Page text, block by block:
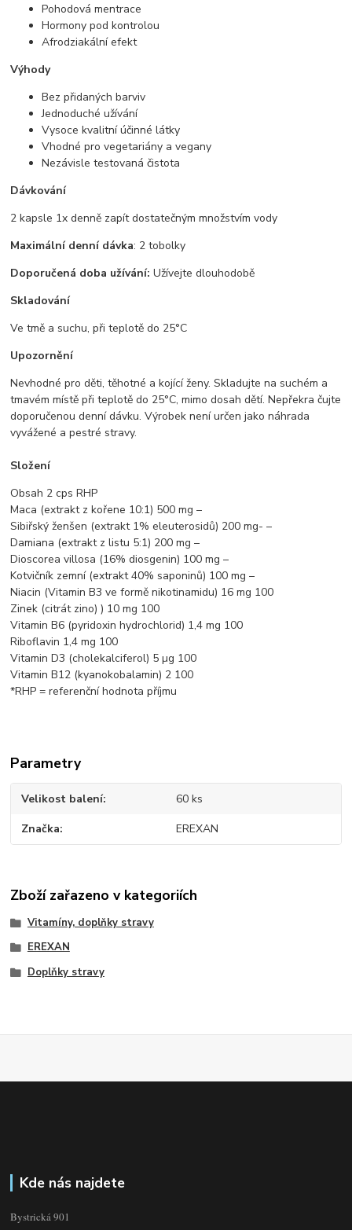
Pohodová mentrace
Hormony pod kontrolou
Afrodziakální efekt
Výhody
Bez přidaných barviv
Jednoduché užívání
Vysoce kvalitní účinné látky
Vhodné pro vegetariány a vegany
Nezávisle testovaná čistota
Dávkování
2 kapsle 1x denně zapít dostatečným množstvím vody
Maximální denní dávka: 2 tobolky
Doporučená doba užívání: Užívejte dlouhodobě
Skladování
Ve tmě a suchu, při teplotě do 25°C
Upozornění
Nevhodné pro děti, těhotné a kojící ženy. Skladujte na suchém a
tmavém místě při teplotě do 25°C, mimo dosah dětí. Nepřekra čujte
doporučenou denní dávku. Výrobek není určen jako náhrada
vyvážené a pestré stravy.
Složení
Obsah 2 cps RHP
Maca (extrakt z kořene 10:1) 500 mg –
Sibiřský ženšen (extrakt 1% eleuterosidů) 200 mg- –
Damiana (extrakt z listu 5:1) 200 mg –
Dioscorea villosa (16% diosgenin) 100 mg –
Kotvičník zemní (extrakt 40% saponinů) 100 mg –
Niacin (Vitamin B3 ve formě nikotinamidu) 16 mg 100
Zinek (citrát zino) ) 10 mg 100
Vitamin B6 (pyridoxin hydrochlorid) 1,4 mg 100
Riboflavin 1,4 mg 100
Vitamin D3 (cholekalciferol) 5 µg 100
Vitamin B12 (kyanokobalamin) 2 100
*RHP = referenční hodnota příjmu
Parametry
Velikost balení 60 ks
Značka EREXAN
Zboží zařazeno v kategoriích
Vitamíny, doplňky stravy
EREXAN
Doplňky stravy
Kde nás najdete
Bystrická 901